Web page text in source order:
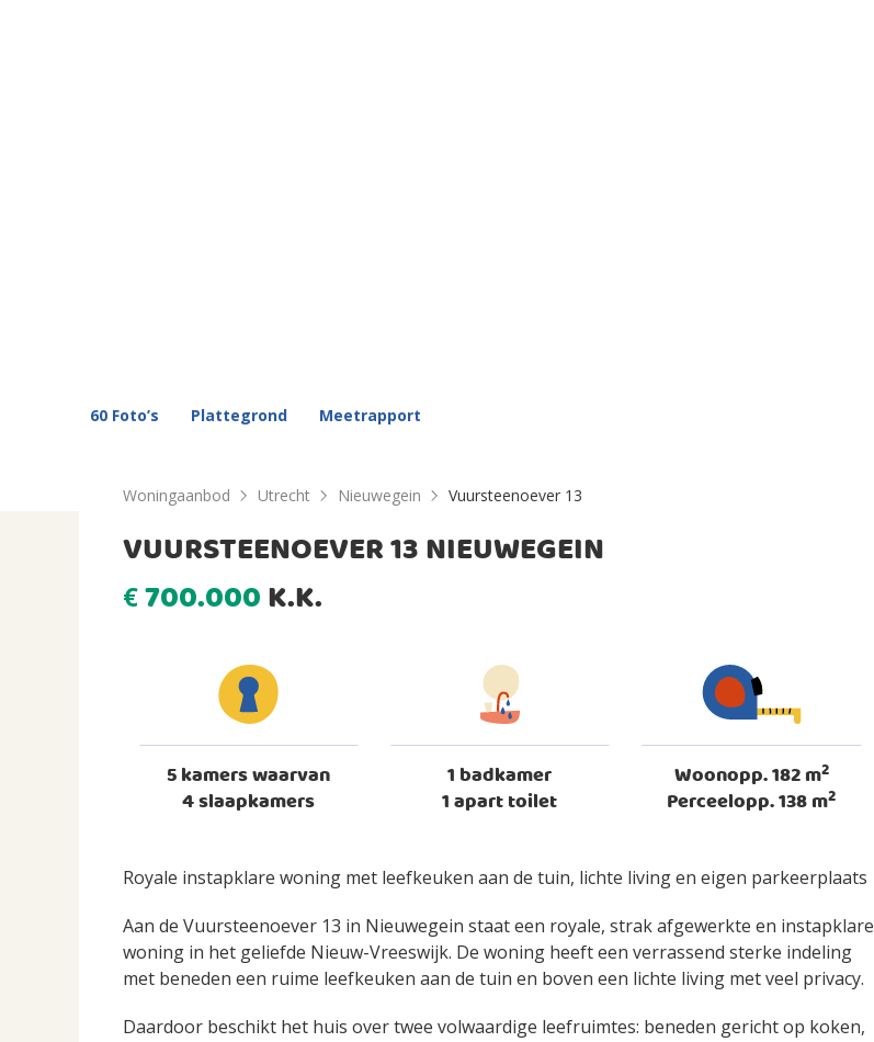
60 Foto’s Plattegrond Meetrapport
Woningaanbod Utrecht Nieuwegein Vuursteenoever 13
VUURSTEENOEVER 13 NIEUWEGEIN
€700.000K.K.
5 kamers waarvan
4 slaapkamers
1 badkamer
1 apart toilet
Woonopp. 182 m2
Perceelopp. 138 m2
Royale instapklare woning met leefkeuken aan de tuin, lichte living en eigen parkeerplaats
Aan de Vuursteenoever 13 in Nieuwegein staat een royale, strak afgewerkte en instapklare
woning in het geliefde Nieuw-Vreeswijk. De woning heeft een verrassend sterke indeling
met beneden een ruime leefkeuken aan de tuin en boven een lichte living met veel privacy.
Daardoor beschikt het huis over twee volwaardige leefruimtes: beneden gericht op koken,